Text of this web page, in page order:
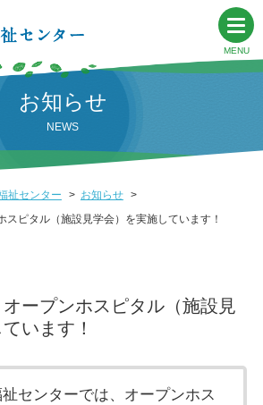
お知らせ
NEWS
祉センター
お知らせ
スピタル（施設見学会）を実施しています！
オープンホスピタル（施設見
います！
センターでは、オープンホス